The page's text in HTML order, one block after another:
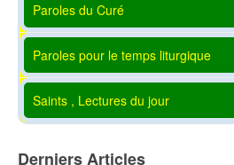
Paroles du Curé
Paroles pour le temps liturgique
Saints , Lectures du jour
Derniers Articles